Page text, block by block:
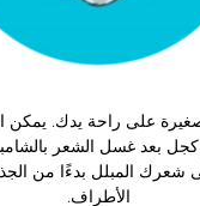
على راحة يدك. يمكن
بعد غسل الشعر
شعرك المبلل بدءًا من
الأطراف.